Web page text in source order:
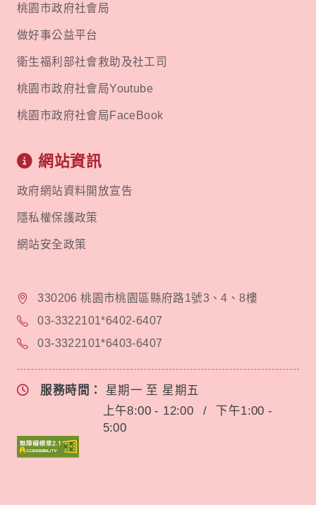
桃園市政府社會局
做好事公益平台
衛生福利部社會救助及社工司
桃園市政府社會局Youtube
桃園市政府社會局FaceBook
網站資訊
政府網站資料開放宣告
隱私權保護政策
網站安全政策
330206 桃園市桃園區縣府路1號3、4、8樓
03-3322101*6402-6407
03-3322101*6403-6407
服務時間： 星期一 至 星期五
上午8:00 - 12:00
/
下午1:00 -
5:00